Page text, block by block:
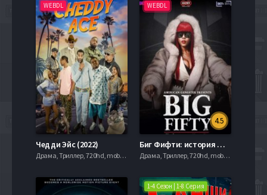
WEBDL
Чедди Эйс (2022)
Драма, Триллер, 720hd, mobilen,
WEBDL
4.5
Биг Фифти: история Дэлронды Худ (2021)
Драма, Триллер, 720hd, mobilen,
1-4 Сезон | 1-8 Серия